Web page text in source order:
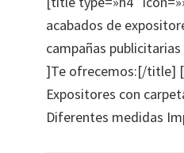
acabados de
campañas
]Te ofrecemos:[/title]
Expositores con
Diferentes medidas